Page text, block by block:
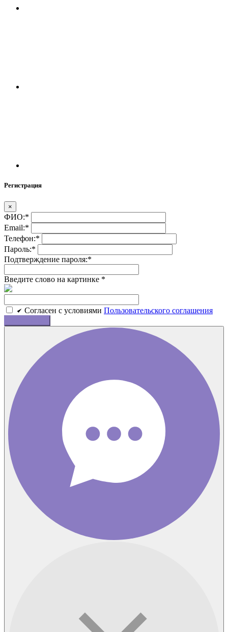
Регистрация
×
ФИО:*
Email:*
Телефон:*
Пароль:*
Подтверждение пароля:*
Введите слово на картинке *
Cогласен c условиями Пользовательского соглашения